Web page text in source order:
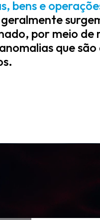
bens e
por meio de
que